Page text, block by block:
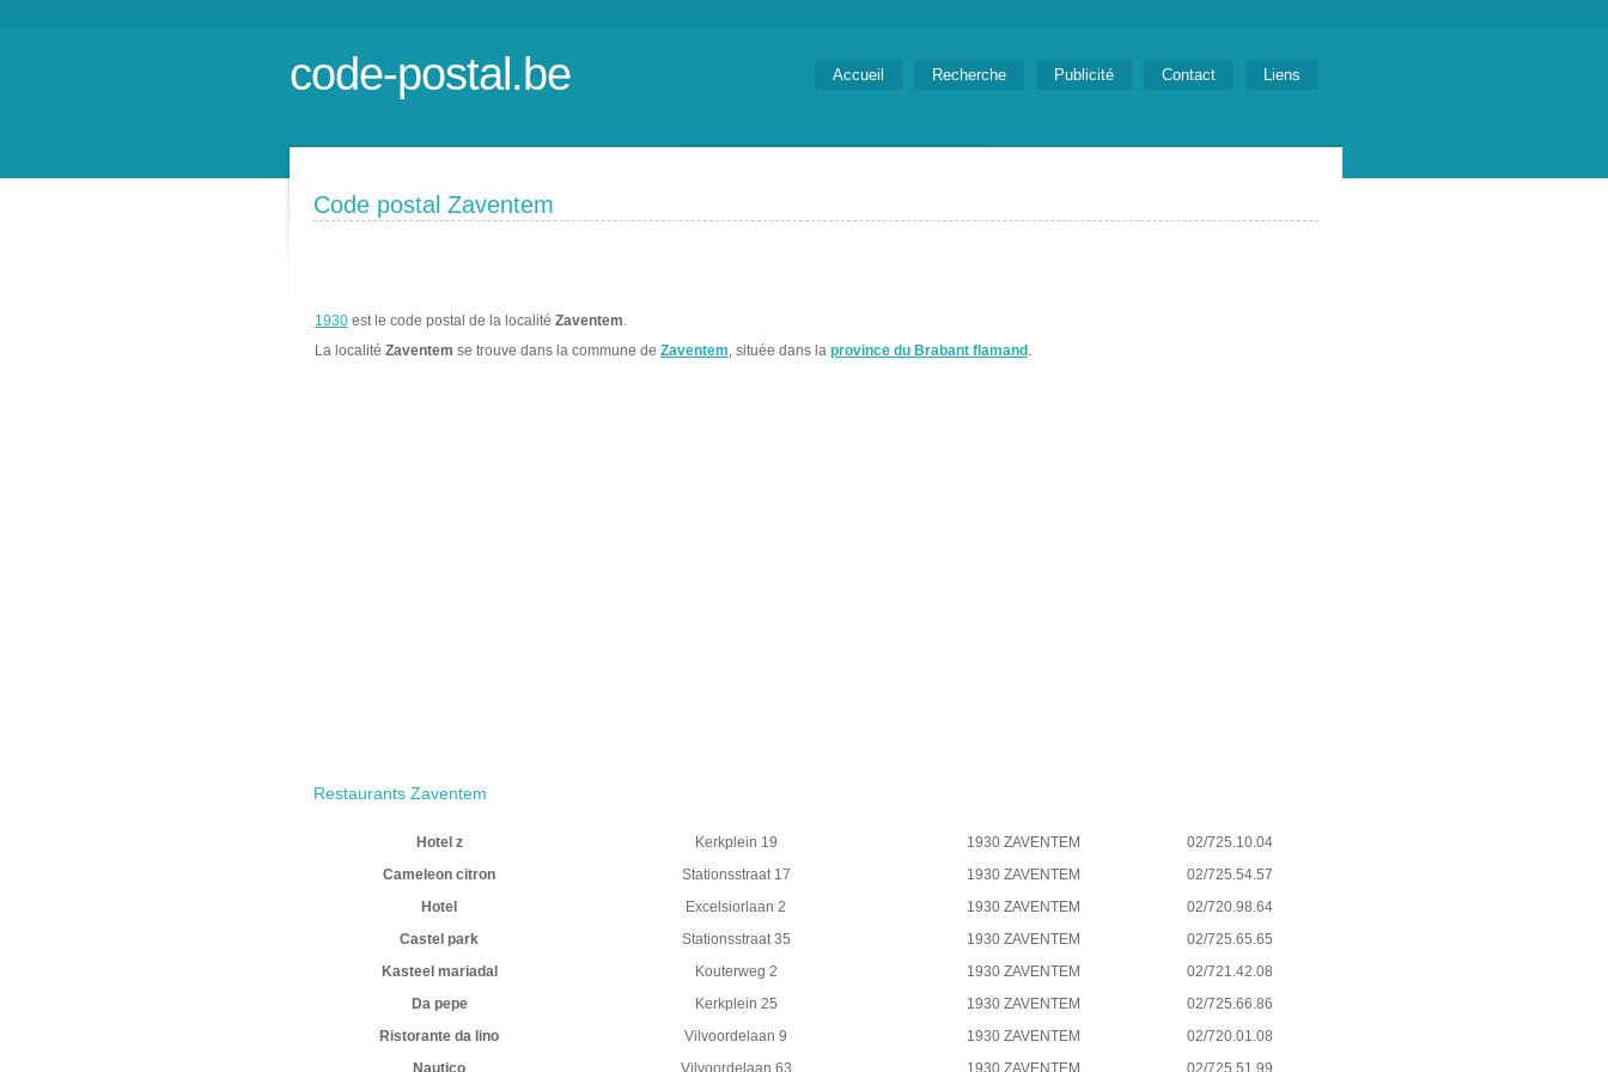
code-postal.be Accueil Recherche Publicité Contact Liens
Code postal Zaventem
1930 est le code postal de la localité Zaventem.
La localité Zaventem se trouve dans la commune de Zaventem, située dans la province du Brabant flamand .
Restaurants Zaventem
Hotel z Kerkplein 19 1930 ZAVENTEM
02/725.10.04
Cameleon citron
Stationsstraat 17 1930 ZAVENTEM
02/725.54.57
Hotel
Excelsiorlaan 2 1930 ZAVENTEM
02/720.98.64
Castel park
Stationsstraat 35 1930 ZAVENTEM
02/725.65.65
Kasteel mariadal
Kouterweg 2 1930 ZAVENTEM
02/721.42.08
Da pepe
Kerkplein 25 1930 ZAVENTEM
02/725.66.86
Ristorante da lino
Vilvoordelaan 9 1930 ZAVENTEM
02/720.01.08
Nautico
Vilvoordelaan 63 1930 ZAVENTEM 02/725.51.99